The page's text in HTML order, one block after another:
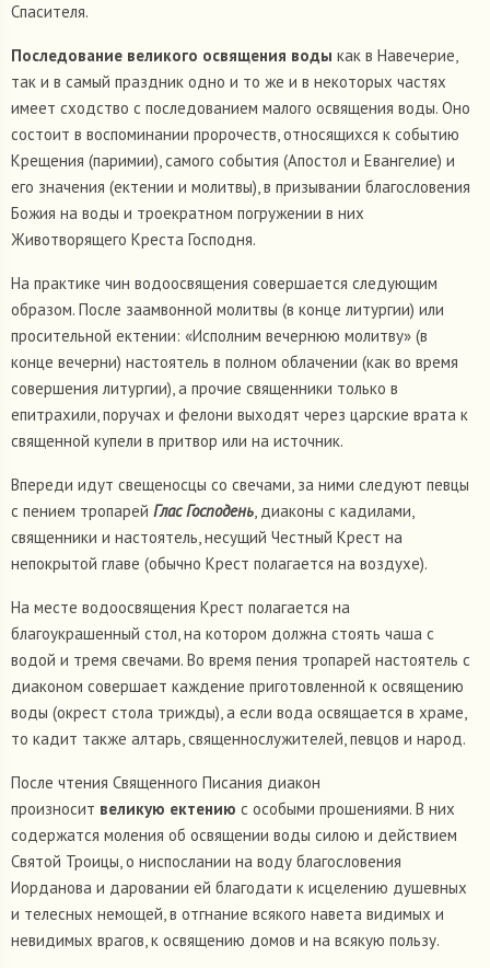
Спасителя.
Последование великого освящения воды как в Навечерие,
так и в самый праздник одно и то же и в некоторых частях
имеет сходство с последованием малого освящения воды. Оно
состоит в воспоминании пророчеств, относящихся к событию
Крещения (паримии), самого события (Апостол и Евангелие) и
его значения (ектении и молитвы), в призывании благословения
Божия на воды и троекратном погружении в них
Животворящего Креста Господня.
На практике чин водоосвящения совершается следующим
образом. После заамвонной молитвы (в конце литургии) или
просительной ектении: «Исполним вечернюю молитву» (в
конце вечерни) настоятель в полном облачении (как во время
совершения литургии), а прочие священники только в
епитрахили, поручах и фелони выходят через царские врата к
священной купели в притвор или на источник.
Впереди идут свещеносцы со свечами, за ними следуют певцы
с пением тропарей Глас Господень, диаконы с кадилами,
священники и настоятель, несущий Честный Крест на
непокрытой главе (обычно Крест полагается на воздухе).
На месте водоосвящения Крест полагается на
благоукрашенный стол, на котором должна стоять чаша с
водой и тремя свечами. Во время пения тропарей настоятель с
диаконом совершает каждение приготовленной к освящению
воды (окрест стола трижды), а если вода освящается в храме,
то кадит также алтарь, священнослужителей, певцов и народ.
После чтения Священного Писания диакон
произносит великую ектению с особыми прошениями. В них
содержатся моления об освящении воды силою и действием
Святой Троицы, о ниспослании на воду благословения
Иорданова и даровании ей благодати к исцелению душевных
и телесных немощей, в отгнание всякого навета видимых и
невидимых врагов, к освящению домов и на всякую пользу.